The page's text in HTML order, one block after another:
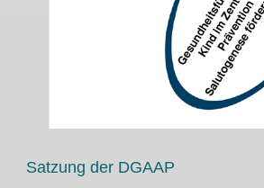
Satzung der DGAAP